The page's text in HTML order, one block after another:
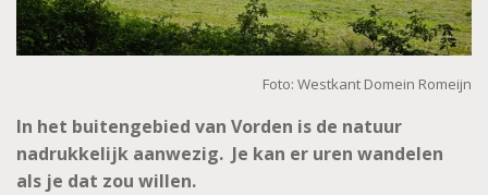
Foto: Westkant Domein Romeijn
In het buitengebied van Vorden is de natuur
nadrukkelijk aanwezig. Je kan er uren wandelen
als je dat zou willen.